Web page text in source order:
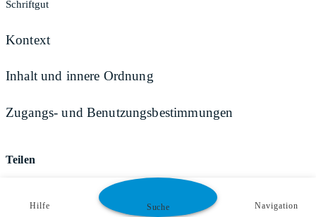
Schriftgut
Kontext
Inhalt und innere Ordnung
Zugangs- und Benutzungsbestimmungen
Teilen
Hilfe Suche Navigation